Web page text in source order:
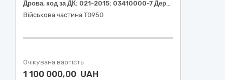
Дрова, код за ДК: 021-2015: 03410000-7 Деревина
Військова частина Т0950
Очікувана вартість
1 100 000,00 UAH